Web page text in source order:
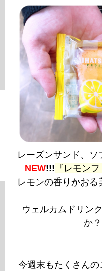
レーズンサンド、ソ
NEW!!! 『レモン
レモンの香りかおる
ウェルカムドリン
今週末もたくさん